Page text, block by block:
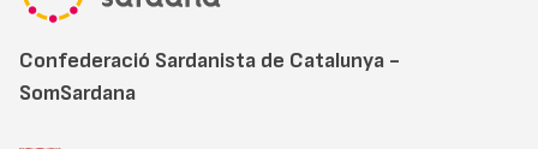
Confederació Sardanista de Catalunya -
SomSardana